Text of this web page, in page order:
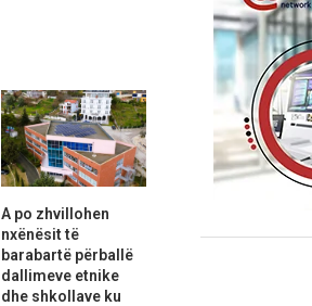
A po zhvillohen
nxënësit të
barabartë përballë
dallimeve etnike
dhe shkollave ku